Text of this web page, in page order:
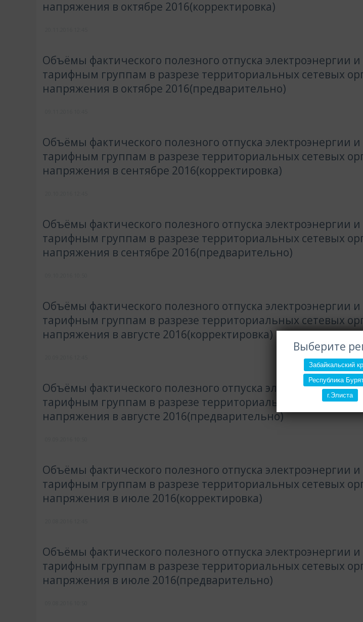
Выберите
Забайкальский
Республика
г.Элиста
напряжения в октябре 2016(корректировка)
Объёмы фактического полезного отпуска электроэнергии
тарифным группам в разрезе территориальных сетевых
напряжения в октябре 2016(предварительно)
Объёмы фактического полезного отпуска электроэнергии
тарифным группам в разрезе территориальных сетевых
напряжения в сентябре 2016(корректировка)
Объёмы фактического полезного отпуска электроэнергии
тарифным группам в разрезе территориальных сетевых
напряжения в сентябре 2016(предварительно)
Объёмы фактического полезного отпуска электроэнергии
тарифным группам в разрезе территориальных сетевых
напряжения в августе 2016(корректировка)
Объёмы фактического полезного отпуска электроэнергии
тарифным группам в разрезе территориальных сетевых
напряжения в августе 2016(предварительно)
Объёмы фактического полезного отпуска электроэнергии
тарифным группам в разрезе территориальных сетевых
напряжения в июле 2016(корректировка)
Объёмы фактического полезного отпуска электроэнергии
тарифным группам в разрезе территориальных сетевых
напряжения в июле 2016(предварительно)